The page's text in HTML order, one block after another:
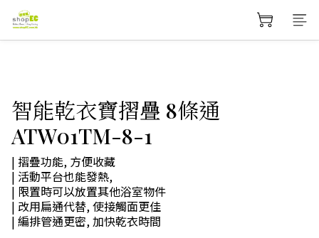
智能乾衣寶摺疊 8條通
ATW01TM-8-1
| 摺疊功能, 方便收藏
| 活動平台也能發熱,
| 限置時可以放置其他浴室物件
| 改用扁通代替, 使接觸面更佳
| 編排管通更密, 加快乾衣時間